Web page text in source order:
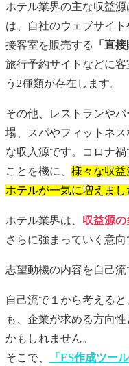
ホテル業界の主な収益
は、自社のウェブサイ
接客室を販売する
「直接
旅行予約サイトなどに
う2種類が存在します。
その他、レストランや
場、スパやフィットネ
な収入源です。コロナ
ことを機に、 様々な収益
ホテルが一気に増えまし
ホテル業界は、 収益源
さらに強まっていく意向
志望動機の内容を自己
自己流で１から考える
も、企業が求める方向
かもしれません。
そこで、
「ES作成ツール